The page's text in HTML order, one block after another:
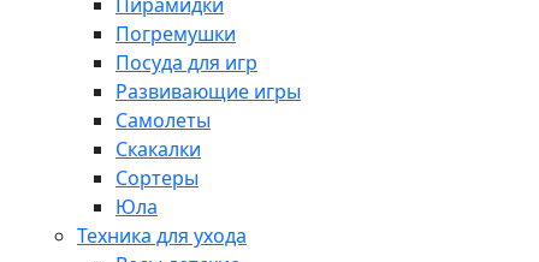
Погремушки
Посуда для игр
Развивающие игры
Самолеты
Скакалки
Сортеры
Юла
Техника для ухода